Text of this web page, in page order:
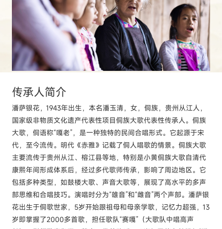
传承人简介
潘萨银花，1943年出生，本名潘玉清，女，侗族，贵州从江人，
国家级非物质文化遗产代表性项目侗族大歌代表性传承人。侗族
大歌，侗语称“嘎老”，是一种独特的民间合唱形式。它起源于宋
代，至今流传。明代《赤雅》记载了侗人唱歌的情景。侗族大歌
主要流传于贵州从江、榕江县等地，特别是小黄侗族大歌自清代
康熙年间形成体系后，经过多代歌师传承，影响了周边地区。它
包括多种类型，如鼓楼大歌、声音大歌等，展现了高水平的多声
部思维和合唱技巧。演唱时分为“雄音”和“雌音”两个声部。潘萨银
花出生于侗歌世家，5岁开始跟祖母和母亲学歌，记忆力超强，13
岁即掌握了2000多首歌，担任歌队“赛嘎”（大歌队中唱高声